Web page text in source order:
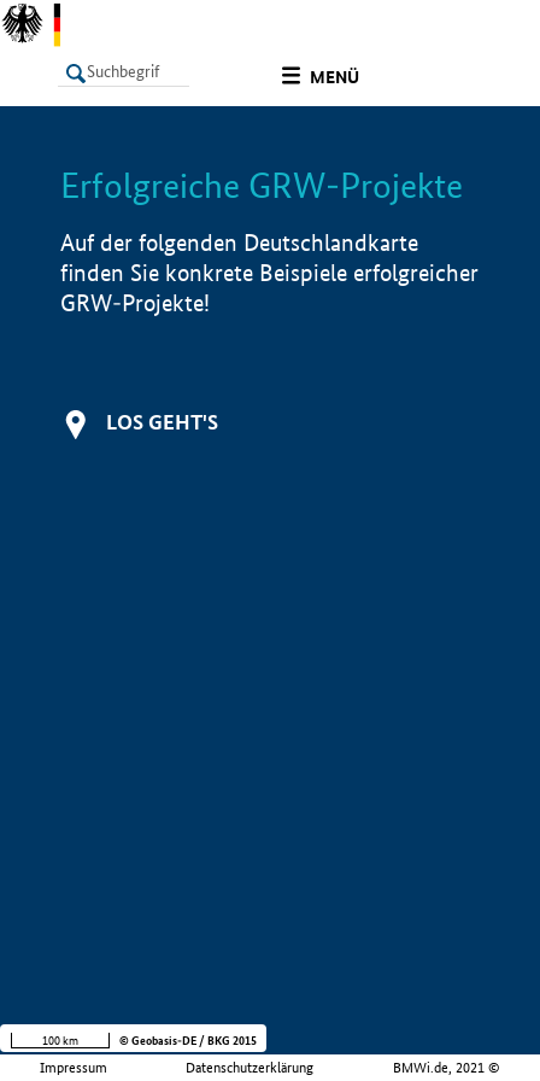
MENÜ
LISTE Info
Erfolgreiche GRW-Projekte
Auf der folgenden Deutschlandkarte
finden Sie konkrete Beispiele erfolgreicher
GRW-Projekte!
LOS GEHT'S
Impressum Datenschutzerklärung BMWi.de, 2021 ©
100 km © Geobasis-DE / BKG 2015